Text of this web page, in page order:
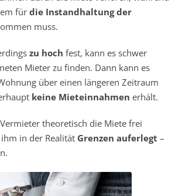
für die Instandhaltung der
muss.
zu hoch fest, kann es schwer
Mieter zu finden. Dann kann es
über einen längeren Zeitraum
keine Mieteinnahmen erhält.
theoretisch die Miete frei
in der Realität Grenzen auferlegt –